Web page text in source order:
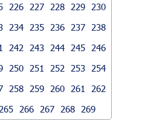
226 227 228 229
230
234 235 236 237
238
242 243 244 245
246
250 251 252 253
254
258 259 260 261
262
265 266 267 268 269